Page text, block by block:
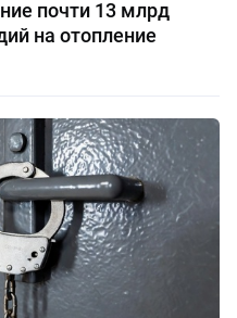
почти 13 млрд
на отопление